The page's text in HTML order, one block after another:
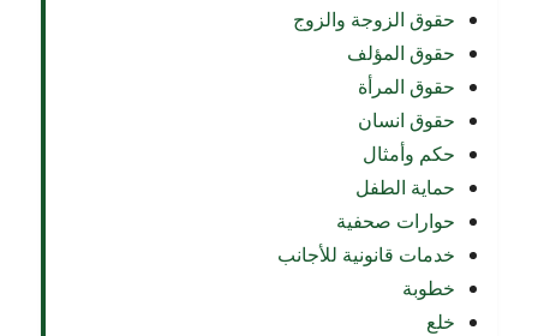
حقوق الزوجة والزوج
حقوق المؤلف
حقوق المرأة
حقوق انسان
حكم وأمثال
حماية الطفل
حوارات صحفية
خدمات قانونية للأجانب
خطوبة
خلع